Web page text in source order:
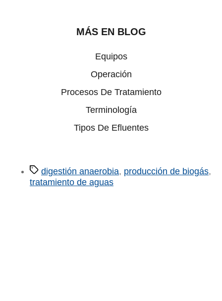
MÁS EN BLOG
Equipos
Operación
Procesos De Tratamiento
Terminología
Tipos De Efluentes
Etiquetas
digestión anaerobia, producción de biogás,
tratamiento de aguas